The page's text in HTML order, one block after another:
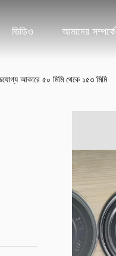
ভিডিও আমাদের সম্পর্কে
আকারে ৫০ মিমি থেকে ১৫৩ মিমি